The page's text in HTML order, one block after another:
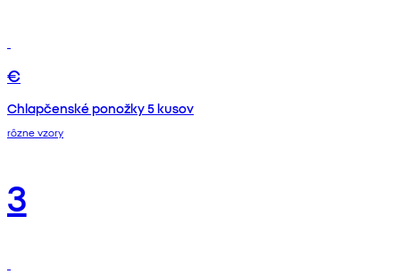
€
Chlapčenské ponožky 5 kusov
rôzne vzory
3